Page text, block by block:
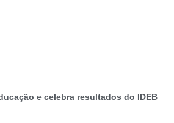
e celebra resultados do IDEB